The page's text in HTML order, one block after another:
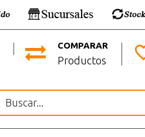
COMPARAR
Productos